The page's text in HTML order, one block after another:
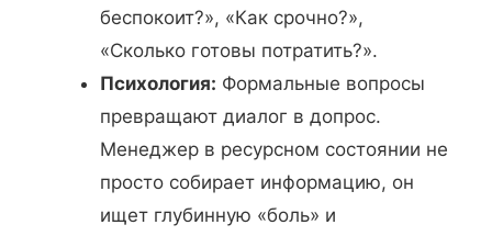
беспокоит?», «Как срочно?»,
«Сколько готовы потратить?».
Психология: Формальные вопросы
превращают диалог в допрос.
Менеджер в ресурсном состоянии не
просто собирает информацию, он
ищет глубинную «боль» и